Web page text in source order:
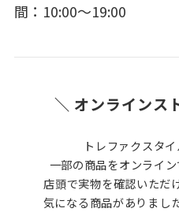
間：10:00～19:00
＼ オンラインス
トレファクスタイ
一部の商品をオンライン
店頭で実物を確認いただ
気になる商品がありまし